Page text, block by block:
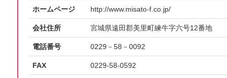
ホームページ http://www.misato-f.co.jp/
会社住所 宮城県遠田郡美里町練牛字六号12番地
電話番号 0229－58－0092
FAX 0229-58-0592